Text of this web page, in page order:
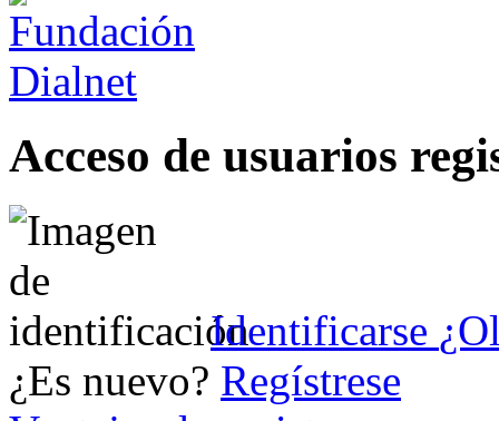
Acceso de usuarios
Identificarse
¿Es nuevo? Regístrese